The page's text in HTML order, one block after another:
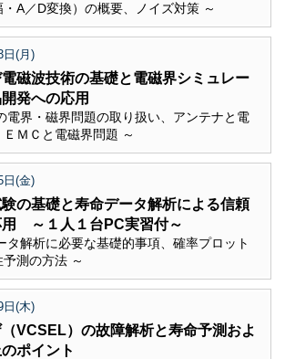
A／D変換）の概要、ノイズ対策 ～
日(月)
磁波技術の基礎と電磁界シミュレー
発への応用
電界・磁界問題の取り扱い、アンテナと電
ＭＣと電磁界問題 ～
日(金)
の基礎と寿命データ解析による信頼
用 ～１人１台PC実習付～
タ解析に必要な基礎的事項、確率プロット
測の方法 ～
日(木)
VCSEL）の故障解析と寿命予測およ
ポイント